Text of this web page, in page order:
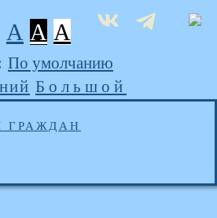
A A A
По умолчанию
Большой
ГРАЖДАН